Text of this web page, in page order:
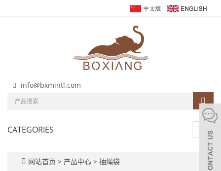
info@bxmintl.com
CATEGORIES
网站首页 > 产品中心 > 抽绳袋